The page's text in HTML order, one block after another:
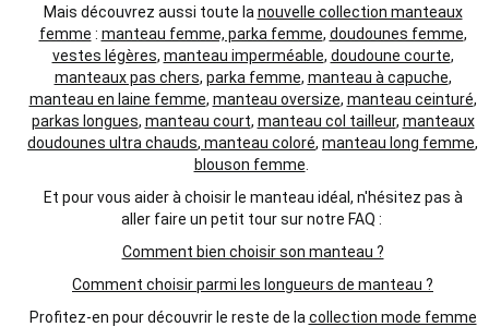
Mais découvrez aussi toute la nouvelle collection manteaux
femme : manteau femme, parka femme, doudounes femme,
vestes légères, manteau imperméable, doudoune courte,
manteaux pas chers, parka femme, manteau à capuche,
manteau en laine femme, manteau oversize, manteau ceinturé,
parkas longues, manteau court, manteau col tailleur, manteaux
doudounes ultra chauds, manteau coloré, manteau long femme,
blouson femme
Et pour vous aider à choisir le manteau idéal, n'hésitez pas à
aller faire un petit tour sur notre FAQ :
Comment bien choisir son manteau ?
Comment choisir parmi les longueurs de manteau ?
Profitez-en pour découvrir le reste de la collection mode femme